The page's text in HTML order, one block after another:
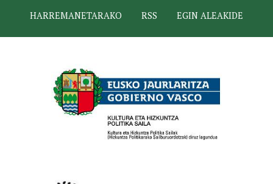
HARREMANETARAKO
RSS EGIN ALEAKIDE